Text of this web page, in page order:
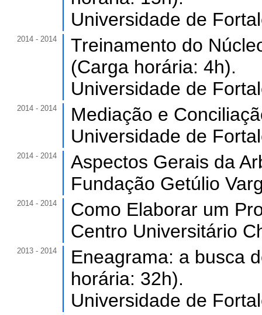
Universidade de
2014 - 2014
Treinamento do
(Carga horária: 4h).
Universidade de
2014 - 2014
Mediação e
Universidade de
2014 - 2014
Aspectos Gerais da
Fundação Getúlio
2014 - 2014
Como Elaborar um
Centro Universitário
2013 - 2014
Eneagrama: a busca
horária: 32h).
Universidade de